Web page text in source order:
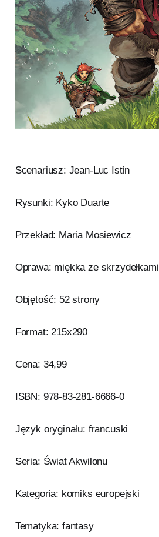
Scenariusz: Jean-Luc Istin
Rysunki: Kyko Duarte
Przekład: Maria Mosiewicz
Oprawa: miękka ze skrzydełkami
Objętość: 52 strony
Format: 215x290
Cena: 34,99
ISBN: 978-83-281-6666-0
Język oryginału: francuski
Seria: Świat Akwilonu
Kategoria: komiks europejski
Tematyka: fantasy